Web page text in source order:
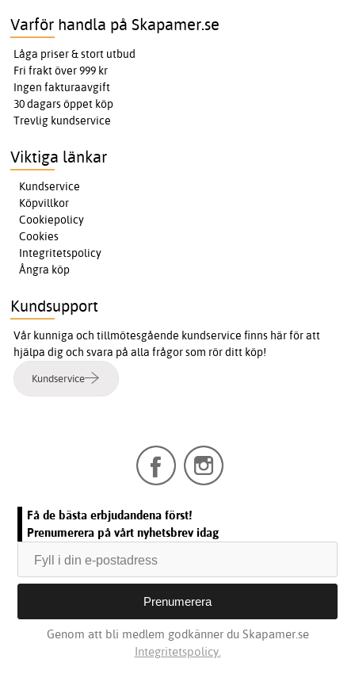
Varför handla på Skapamer.se
Låga priser & stort utbud
Fri frakt över 999 kr
Ingen fakturaavgift
30 dagars öppet köp
Trevlig kundservice
Viktiga länkar
Kundservice
Köpvillkor
Cookiepolicy
Cookies
Integritetspolicy
Ångra köp
Kundsupport
Vår kunniga och tillmötesgående kundservice finns här för att
hjälpa dig och svara på alla frågor som rör ditt köp!
Kundservice
Få de bästa erbjudandena först!
Prenumerera på vårt nyhetsbrev idag
Genom att bli medlem godkänner du Skapamer.se
Integritetspolicy.